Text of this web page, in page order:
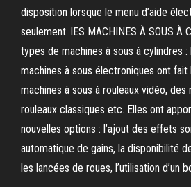
disposition lorsque le menu d’aide
seulement. lES MACHINES À SOUS À
types de machines à sous à cylindres
machines à sous électroniques ont fait
machines à sous à rouleaux vidéo, des
rouleaux classiques etc. Elles ont
nouvelles options : l’ajout des effets
automatique de gains, la disponibilité
les lancées de roues, l’utilisation d’un